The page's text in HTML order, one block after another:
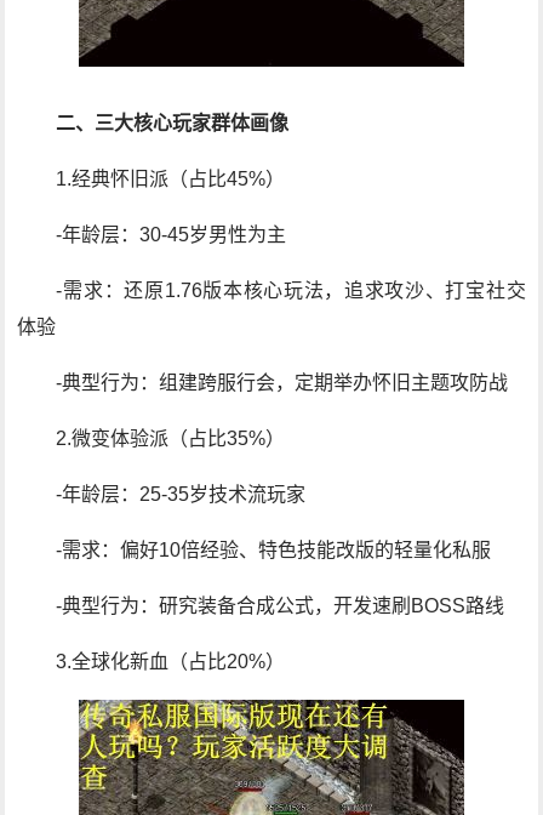
二、三大核心玩家群体画像
1.经典怀旧派（占比45%）
-年龄层：30-45岁男性为主
-需求：还原1.76版本核心玩法，追求攻沙、打宝社交
体验
-典型行为：组建跨服行会，定期举办怀旧主题攻防战
2.微变体验派（占比35%）
-年龄层：25-35岁技术流玩家
-需求：偏好10倍经验、特色技能改版的轻量化私服
-典型行为：研究装备合成公式，开发速刷BOSS路线
3.全球化新血（占比20%）